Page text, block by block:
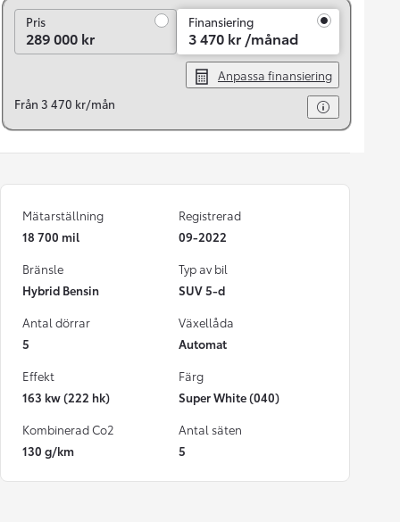
PrisPris
289 000 kr
Finansiering
3 470 kr /månad
Anpassa finansiering
Från 3 470 kr/mån
Mätarställning
18 700 mil
Registrerad
09-2022
Bränsle
Hybrid Bensin
Typ av bil
SUV 5-d
Antal dörrar
5
Växellåda
Automat
Effekt
163 kw (222 hk)
Färg
Super White (040)
Kombinerad Co2
130 g/km
Antal säten
5